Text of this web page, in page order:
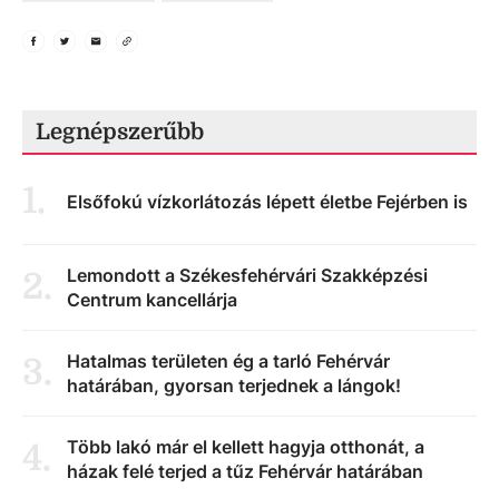
Legnépszerűbb
1. Elsőfokú vízkorlátozás lépett életbe Fejérben is
2.
Lemondott a Székesfehérvári Szakképzési
Centrum kancellárja
3.
Hatalmas területen ég a tarló Fehérvár
határában, gyorsan terjednek a lángok!
4.
Több lakó már el kellett hagyja otthonát, a
házak felé terjed a tűz Fehérvár határában